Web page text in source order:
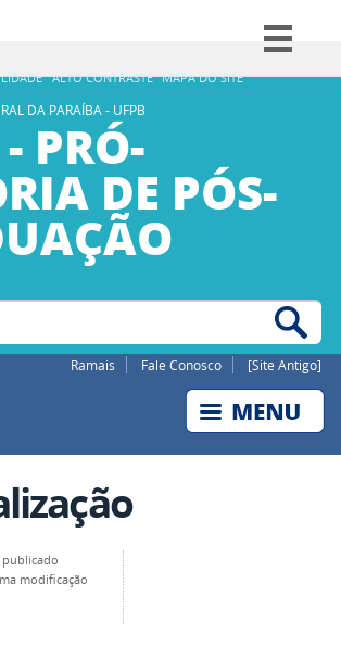
ALTO CONTRASTE MAPA DO SITE
Simplifique!
Acesso à informação
Legislação
DA PARAÍBA - UFPB
PRÓ-
DE PÓS-
Ramais Fale Conosco [Site Antigo]
publicado
modificação